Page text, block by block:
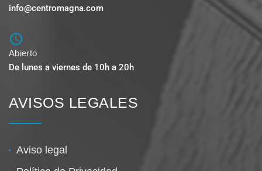
info@centromagna.com
Abierto
De lunes a viernes de 10h a 20h
AVISOS LEGALES
Aviso legal